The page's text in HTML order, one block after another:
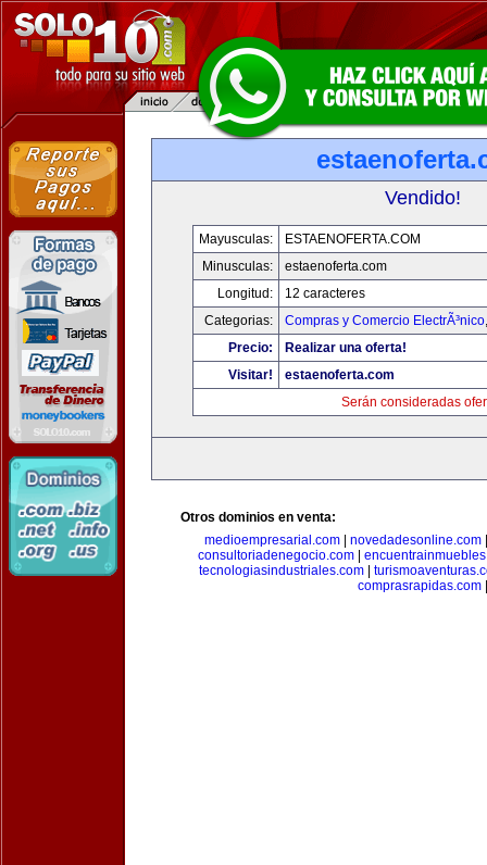
Vendido!
Mayusculas:
ESTAENOFERTA.COM
Minusculas:
estaenoferta.com
Longitud:
12 caracteres
Categorias:
Compras y Comercio ElectrÃ³nico
Precio:
Realizar una oferta!
Visitar!
estaenoferta.com
Serán consideradas
Otros dominios en venta:
medioempresarial.com| novedadesonline.com
consultoriadenegocio.com|
tecnologiasindustriales.com|
comprasrapidas.com